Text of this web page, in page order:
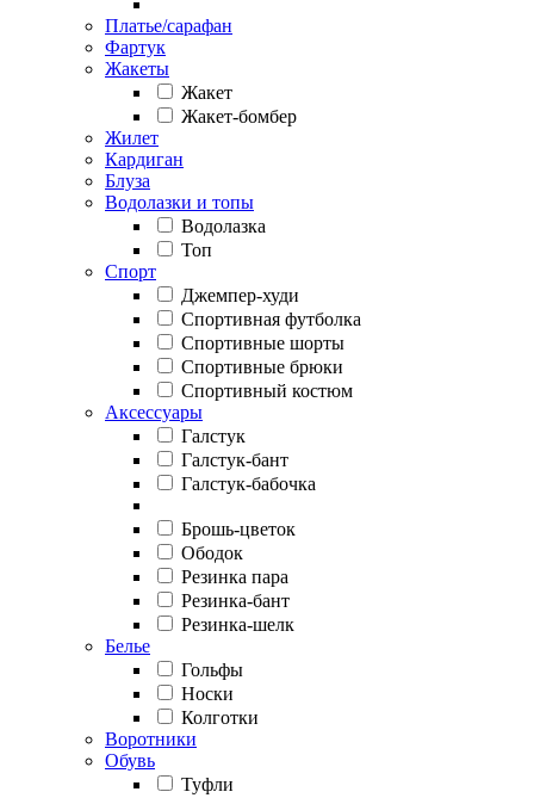
Платье/сарафан
Фартук
Жакеты
Жакет
Жакет-бомбер
Жилет
Кардиган
Блуза
Водолазки и топы
Водолазка
Топ
Спорт
Джемпер-худи
Спортивная футболка
Спортивные шорты
Спортивные брюки
Спортивный костюм
Аксессуары
Галстук
Галстук-бант
Галстук-бабочка
Брошь-цветок
Ободок
Резинка пара
Резинка-бант
Резинка-шелк
Белье
Гольфы
Носки
Колготки
Воротники
Обувь
Туфли